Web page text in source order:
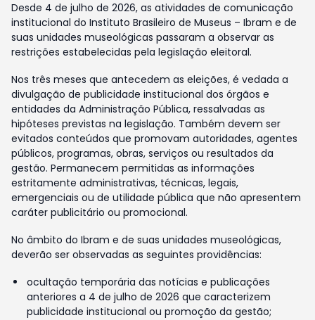
Desde 4 de julho de 2026, as atividades de comunicação
institucional do Instituto Brasileiro de Museus – Ibram e de
suas unidades museológicas passaram a observar as
restrições estabelecidas pela legislação eleitoral.
Nos três meses que antecedem as eleições, é vedada a
divulgação de publicidade institucional dos órgãos e
entidades da Administração Pública, ressalvadas as
hipóteses previstas na legislação. Também devem ser
evitados conteúdos que promovam autoridades, agentes
públicos, programas, obras, serviços ou resultados da
gestão. Permanecem permitidas as informações
estritamente administrativas, técnicas, legais,
emergenciais ou de utilidade pública que não apresentem
caráter publicitário ou promocional.
No âmbito do Ibram e de suas unidades museológicas,
deverão ser observadas as seguintes providências:
ocultação temporária das notícias e publicações
anteriores a 4 de julho de 2026 que caracterizem
publicidade institucional ou promoção da gestão;